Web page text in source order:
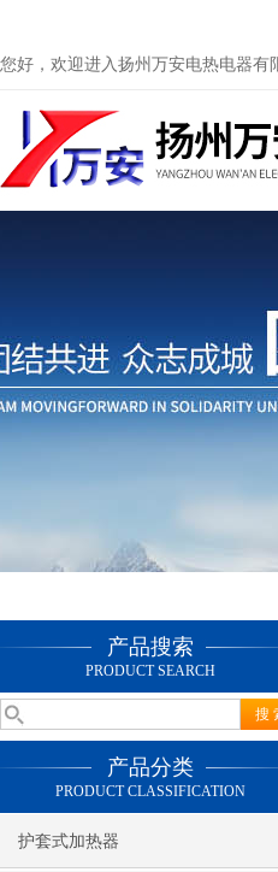
您好，欢迎进入扬州万安电热电器有
产品搜索
PRODUCT SEARCH
产品分类
PRODUCT CLASSIFICATION
护套式加热器